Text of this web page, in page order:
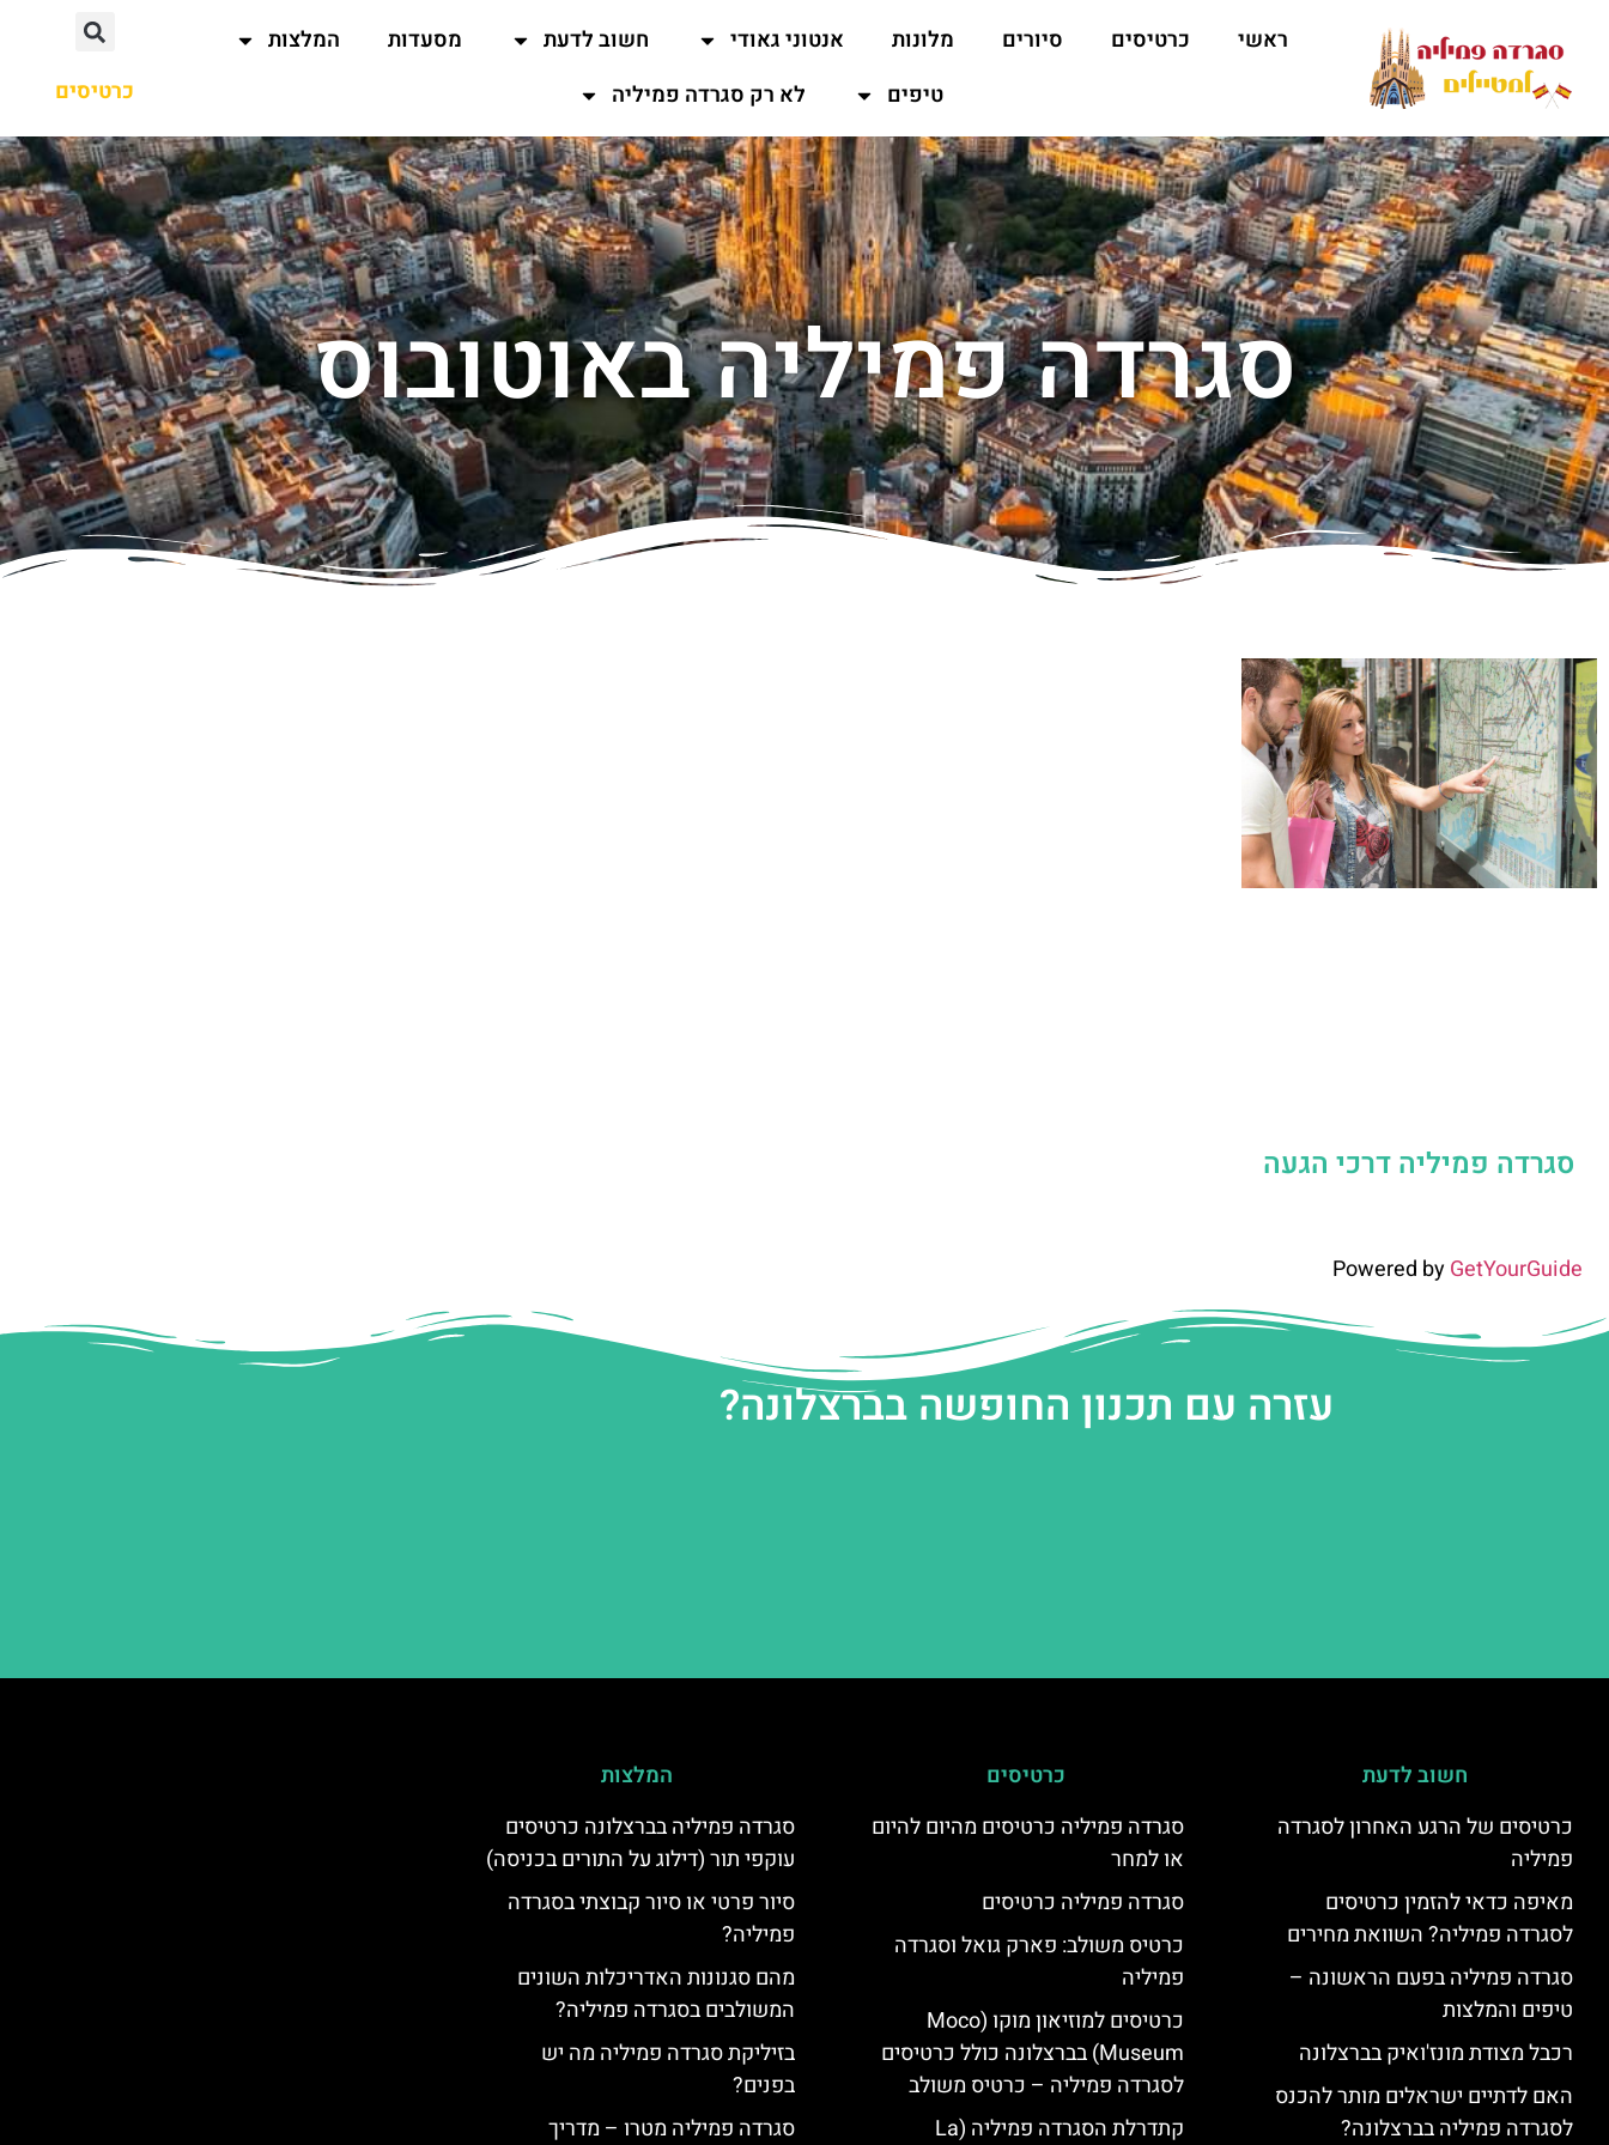
ראשי כרטיסים סיורים מלונות אנטוני גאודי חשוב לדעת מסעדות
המלצות
טיפים
לא רק סגרדה פמיליה כרטיסים
סגרדה פמיליה באוטובוס
סגרדה פמיליה דרכי הגעה
Powered byGetYourGuide
עזרה עם תכנון החופשה בברצלונה?
חשוב לדעת
כרטיסים של הרגע האחרון לסגרדה
פמיליה
מאיפה כדאי להזמין כרטיסים
לסגרדה פמיליה? השוואת מחירים
סגרדה פמיליה בפעם הראשונה –
טיפים והמלצות
רכבל מצודת מונז'ואיק בברצלונה
האם לדתיים ישראלים מותר להכנס
לסגרדה פמיליה בברצלונה?
כרטיסים
סגרדה פמיליה כרטיסים מהיום להיום
או למחר
סגרדה פמיליה כרטיסים
כרטיס משולב: פארק גואל וסגרדה
פמיליה
כרטיסים למוזיאון מוקו (Moco
Museum) בברצלונה כולל כרטיסים
לסגרדה פמיליה – כרטיס משולב
קתדרלת הסגרדה פמיליה (La
המלצות
סגרדה פמיליה בברצלונה כרטיסים
עוקפי תור (דילוג על התורים בכניסה)
סיור פרטי או סיור קבוצתי בסגרדה
פמיליה?
מהם סגנונות האדריכלות השונים
המשולבים בסגרדה פמיליה?
בזיליקת סגרדה פמיליה מה יש
בפנים?
סגרדה פמיליה מטרו – מדריך